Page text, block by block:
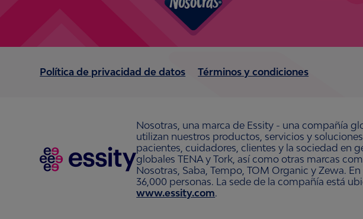
Política de privacidad de datos Términos y condiciones
Nosotras, una marca de Essity - una compañía
utilizan nuestros productos, servicios y
pacientes, cuidadores, clientes y la sociedad en
globales TENA y Tork, así como otras marcas
Nosotras, Saba, Tempo, TOM Organic y Zewa.
36,000 personas. La sede de la compañía está
www.essity.com.